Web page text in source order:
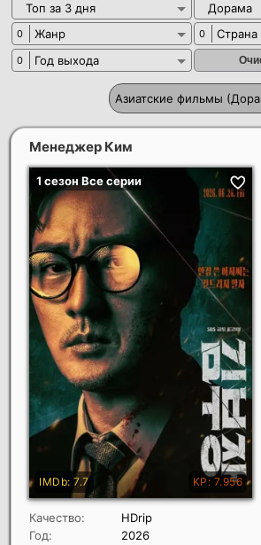
Топ за 3 дня Дорама
0 Жанр 0 Страна
0 Год выхода
Азиатские фильмы
Менеджер Ким
Качество:
HDrip
Год:
2026